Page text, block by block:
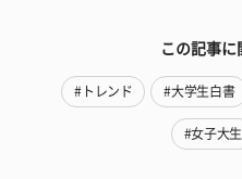
この記事に
#トレンド #大学生白書
#女子大生